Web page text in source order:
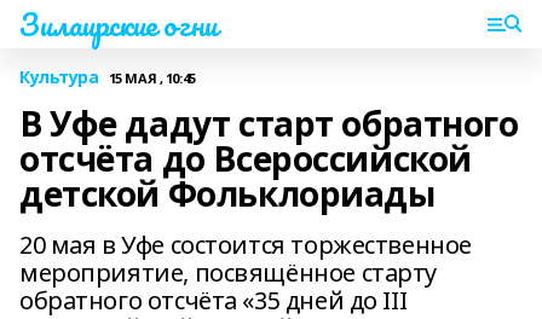
Зилаирские огни
Культура 15 МАЯ , 10:45
В Уфе дадут старт обратного
отсчёта до Всероссийской
детской Фольклориады
20 мая в Уфе состоится торжественное
мероприятие, посвящённое старту
обратного отсчёта «35 дней до III